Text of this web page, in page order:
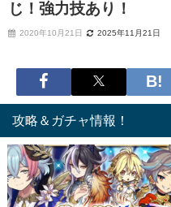
じ！強力技あり！
2020年10月21日 2025年11月21日
攻略＆ガチャ情報！